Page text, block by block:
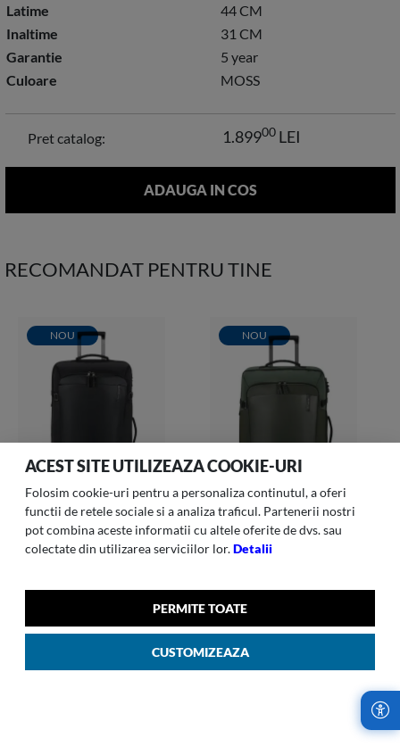
ACEST SITE UTILIZEAZA COOKIE-URI
Folosim cookie-uri pentru a personaliza continutul, a oferi
functii de retele sociale si a analiza traficul. Partenerii nostri
pot combina aceste informatii cu altele oferite de dvs. sau
colectate din utilizarea serviciilor lor.Detalii
PERMITE TOATE
CUSTOMIZEAZA
Latime
44 CM
Inaltime
31 CM
Garantie
5 year
Culoare
MOSS
Pret catalog: 1.89900 LEI
RECOMANDAT PENTRU TINE
NOU
Cu Role 79/29 Cm Negru 09
NOU
Cu Role 68/25 Cm Verde 04
1.69900